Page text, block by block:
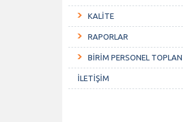
KALİTE
RAPORLAR
BİRİM PERSONEL
İLETİŞİM